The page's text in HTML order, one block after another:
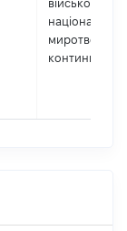
контингенту